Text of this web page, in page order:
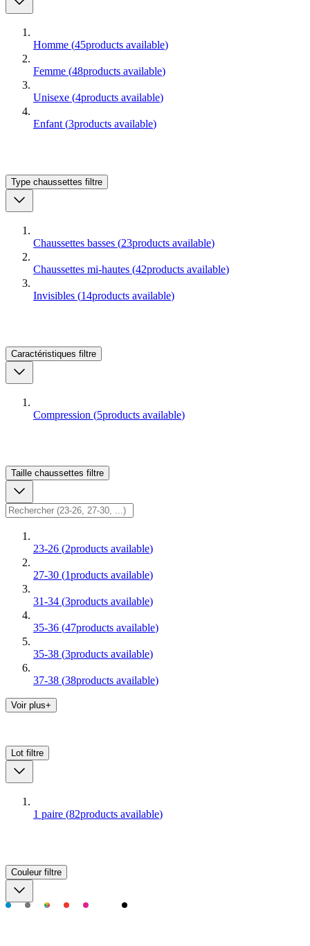
Homme (45products available)
Femme (48products available)
Unisexe (4products available)
Enfant (3products available)
Type chaussettes filtre
Chaussettes basses (23products available)
Chaussettes mi-hautes (42products available)
Invisibles (14products available)
Caractéristiques filtre
Compression (5products available)
Taille chaussettes filtre
23-26 (2products available)
27-30 (1products available)
31-34 (3products available)
35-36 (47products available)
35-38 (3products available)
37-38 (38products available)
Voir plus+
Lot filtre
1 paire (82products available)
Couleur filtre